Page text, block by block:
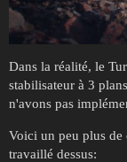
Dans la réalité, le
stabilisateur à 3
n'avons pas
Voici un peu plus de
travaillé dessus: